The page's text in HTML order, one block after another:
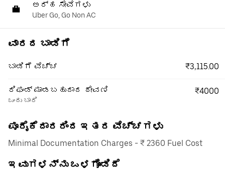
ಅರ್ಹ ಸೇವೆಗಳು
Uber Go, Go Non AC
ವಾರದ ಬಾಡಿಗೆ
ಬಾಡಿಗೆ ವೆಚ್ಚ ₹3,115.00
ರಿಫಂಡ್ ಮಾಡಬಹುದಾದ ಠೇವಣಿ
ಒಂದು ಬಾರಿ
₹4000
ಪೂರೈಕೆದಾರರಿಂದ ಇತರ ವೆಚ್ಚಗಳು
Minimal Documentation Charges - ₹ 2360 Fuel Cost
ಇವುಗಳನ್ನು ಒಳಗೊಂಡಿದೆ